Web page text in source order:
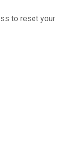
to reset your